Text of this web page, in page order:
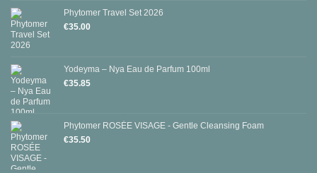
Phytomer Travel Set 2026
€35.00
Yodeyma – Nya Eau de Parfum 100ml
€35.85
Phytomer ROSÉE VISAGE - Gentle Cleansing Foam
€35.50